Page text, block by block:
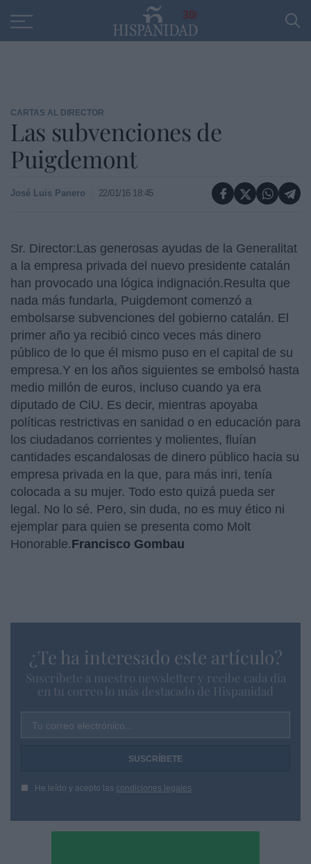
30
CARTAS AL DIRECTOR
Las subvenciones de
Puigdemont
José Luis Panero 22/01/16 18:45
Sr. Director:Las generosas ayudas de la Generalitat
a la empresa privada del nuevo presidente catalán
han provocado una lógica indignación.Resulta que
nada más fundarla, Puigdemont comenzó a
embolsarse subvenciones del gobierno catalán. El
primer año ya recibió cinco veces más dinero
público de lo que él mismo puso en el capital de su
empresa.Y en los años siguientes se embolsó hasta
medio millón de euros, incluso cuando ya era
diputado de CiU. Es decir, mientras apoyaba
políticas restrictivas en sanidad o en educación para
los ciudadanos corrientes y molientes, fluían
cantidades escandalosas de dinero público hacia su
empresa privada en la que, para más inri, tenía
colocada a su mujer. Todo esto quizá pueda ser
legal. No lo sé. Pero, sin duda, no es muy ético ni
ejemplar para quien se presenta como Molt
Honorable.Francisco Gombau
¿Te ha interesado este artículo?
Suscríbete a nuestro newsletter y recibe cada dia
en tu correo lo más destacado de Hispanidad
Tu correo electrónico...
He leído y acepto las condiciones legales